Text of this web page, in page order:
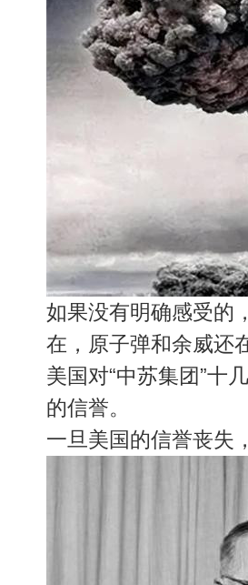
如果没有明确感受的
在，原子弹和余威还
美国对“中苏集团”十
的信誉。
一旦美国的信誉丧失